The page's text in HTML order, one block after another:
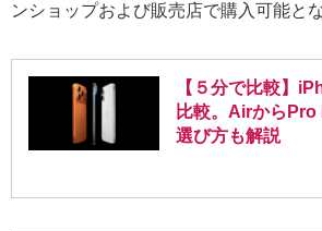
ンショップおよび販売店で購入可能とな
【５分で比較】
比較。AirからPro
選び方も解説